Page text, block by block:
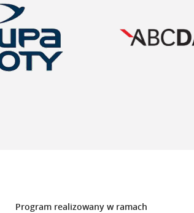
Program realizowany w ramach